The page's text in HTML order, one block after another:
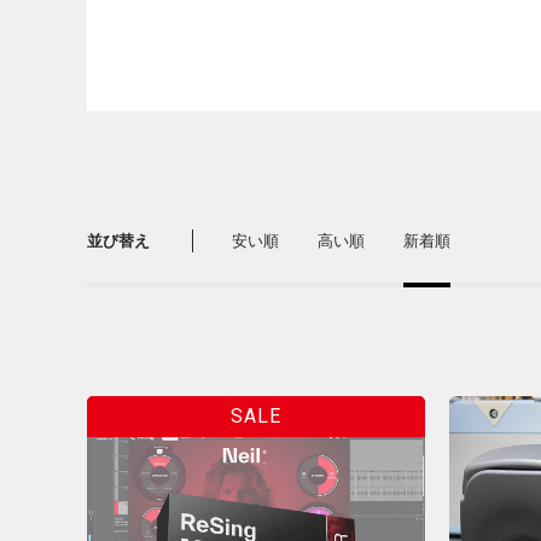
並び替え 安い順 高い順 新着順